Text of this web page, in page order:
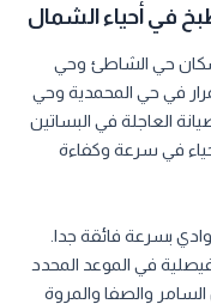
لسكان حي الشاطئ وحي
في حي المحمدية وحي
العاجلة في البساتين
في سرعة وكفاءة
بسرعة فائقة جدا.
في الموعد المحدد
والصفا والمروة